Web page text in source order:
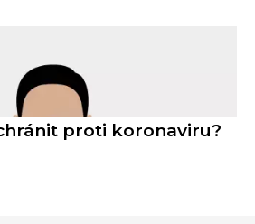
proti koronaviru?